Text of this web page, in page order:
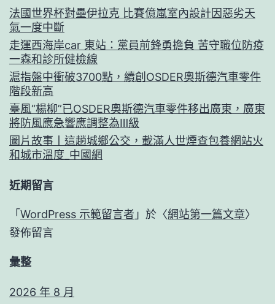
法國世界杯對壘伊拉克 比賽億嵐室內設計因惡劣天
氣一度中斷
走運西海岸car 東站：黨員前鋒勇擔負 苦守職位防疫
一森和診所健檢線
滬指盤中衝破3700點，續創OSDER奧斯德汽車零件
階段新高
臺風“楊柳”已OSDER奧斯德汽車零件移出廣東，廣東
將防風應急響應調整為Ⅲ級
圖片故事丨這趟城鄉公交，載滿人世煙查包養網站火
和城市溫度_中國網
近期留言
「 WordPress 示範留言者 」於〈網站第一篇文章〉
發佈留言
彙整
2026 年 8 月